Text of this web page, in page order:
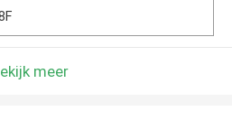
meer